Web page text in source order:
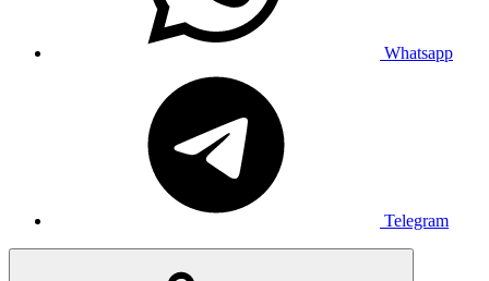
Whatsapp
Telegram